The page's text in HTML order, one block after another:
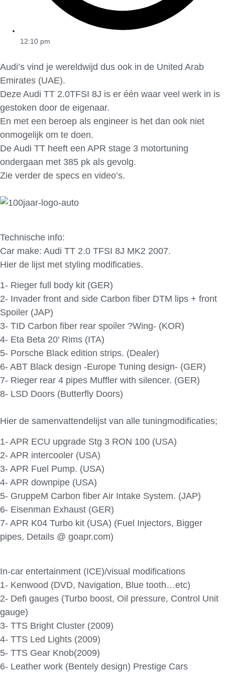
12:10 pm
Audi’s vind je wereldwijd dus ook in de United Arab
Emirates (UAE).
Deze Audi TT 2.0TFSI 8J is er één waar veel werk in is
gestoken door de eigenaar.
En met een beroep als engineer is het dan ook niet
onmogelijk om te doen.
De Audi TT heeft een APR stage 3 motortuning
ondergaan met 385 pk als gevolg.
Zie verder de specs en video’s.
Technische info:
Car make: Audi TT 2.0 TFSI 8J MK2 2007.
Hier de lijst met styling modificaties.
1- Rieger full body kit (GER)
2- Invader front and side Carbon fiber DTM lips + front
Spoiler (JAP)
3- TID Carbon fiber rear spoiler ?Wing- (KOR)
4- Eta Beta 20′ Rims (ITA)
5- Porsche Black edition strips. (Dealer)
6- ABT Black design -Europe Tuning design- (GER)
7- Rieger rear 4 pipes Muffler with silencer. (GER)
8- LSD Doors (Butterfly Doors)
Hier de samenvattendelijst van alle tuningmodificaties;
1- APR ECU upgrade Stg 3 RON 100 (USA)
2- APR intercooler (USA)
3- APR Fuel Pump. (USA)
4- APR downpipe (USA)
5- GruppeM Carbon fiber Air Intake System. (JAP)
6- Eisenman Exhaust (GER)
7- APR K04 Turbo kit (USA) (Fuel Injectors, Bigger
pipes, Details @ goapr.com)
In-car entertainment (ICE)/visual modifications
1- Kenwood (DVD, Navigation, Blue tooth…etc)
2- Defi gauges (Turbo boost, Oil pressure, Control Unit
gauge)
3- TTS Bright Cluster (2009)
4- TTS Led Lights (2009)
5- TTS Gear Knob(2009)
6- Leather work (Bentely design) Prestige Cars